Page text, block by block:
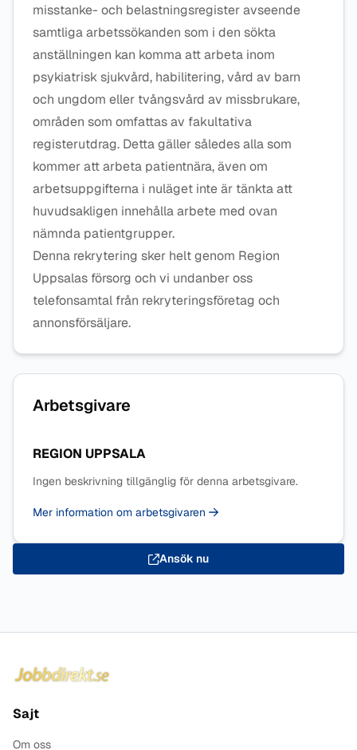
misstanke- och belastningsregister avseende
samtliga arbetssökanden som i den sökta
anställningen kan komma att arbeta inom
psykiatrisk sjukvård, habilitering, vård av barn
och ungdom eller tvångsvård av missbrukare,
områden som omfattas av fakultativa
registerutdrag. Detta gäller således alla som
kommer att arbeta patientnära, även om
arbetsuppgifterna i nuläget inte är tänkta att
huvudsakligen innehålla arbete med ovan
nämnda patientgrupper.
Denna rekrytering sker helt genom Region
Uppsalas försorg och vi undanber oss
telefonsamtal från rekryteringsföretag och
annonsförsäljare.
Arbetsgivare
REGION UPPSALA
Ingen beskrivning tillgänglig för denna arbetsgivare.
Mer information om arbetsgivaren
Ansök nu
Sajt
Om oss